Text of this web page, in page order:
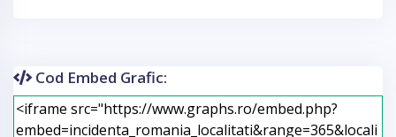
Cod Embed Grafic: